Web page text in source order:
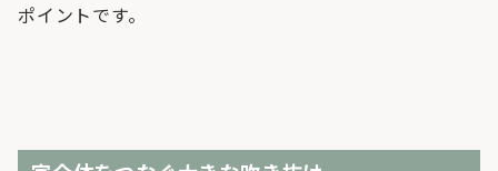
ポイントです。